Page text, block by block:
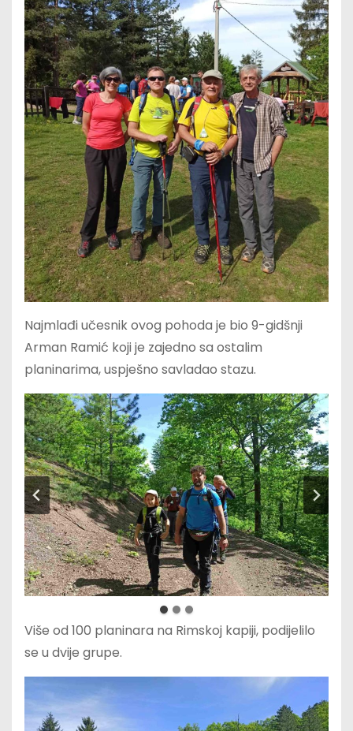
Najmlađi učesnik ovog pohoda je bio 9-gidšnji
Arman Ramić koji je zajedno sa ostalim
planinarima, uspješno savladao stazu.
Više od 100 planinara na Rimskoj kapiji, podijelilo
se u dvije grupe.